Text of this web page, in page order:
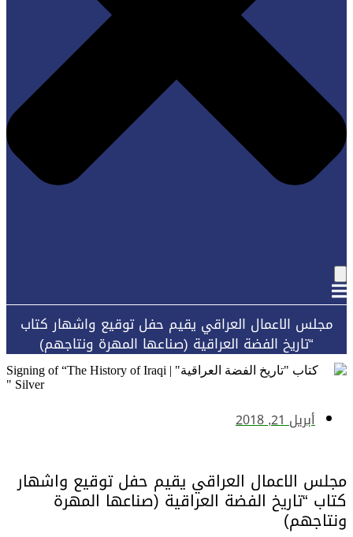
مجلس الاعمال العراقي يقيم حفل توقيع واشهار كتاب
“تاريخ الفضة العراقية (صناعها المهرة ونتاجهم)
أبريل 21, 2018
مجلس الاعمال العراقي يقيم حفل توقيع واشهار
كتاب “تاريخ الفضة العراقية (صناعها المهرة
ونتاجهم)